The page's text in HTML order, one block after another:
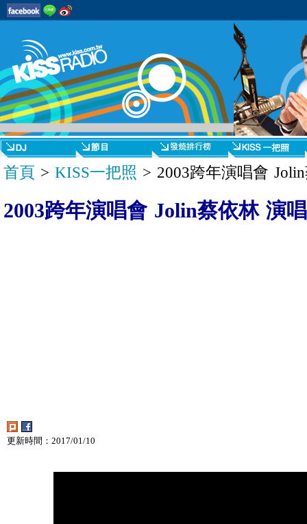
首頁 > KISS一把照 > 2003跨年演唱會
2003跨年演唱會 Jolin蔡依林 演
更新時間：2017/01/10